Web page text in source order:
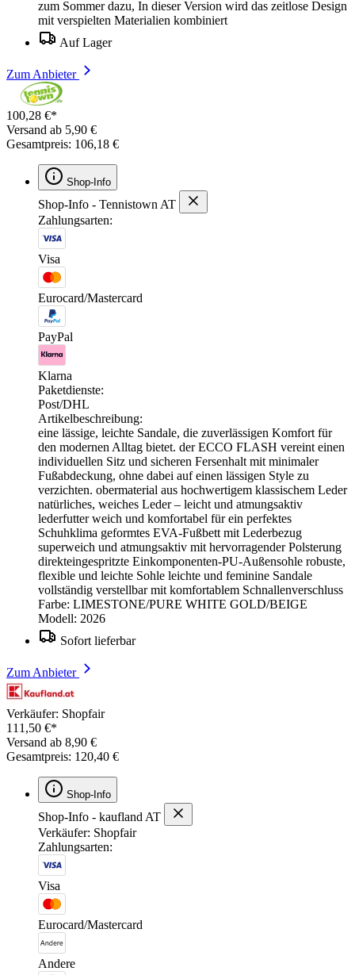
zum Sommer dazu, In dieser Version wird das zeitlose Design
mit verspielten Materialien kombiniert
Auf Lager
Zum Anbieter
100,28 €*
Versand ab 5,90 €
Gesamtpreis: 106,18 €
Shop-Info
Shop-Info - Tennistown AT
Zahlungsarten:
Visa
Eurocard/Mastercard
PayPal
Klarna
Paketdienste:
Post/DHL
Artikelbeschreibung:
eine lässige, leichte Sandale, die zuverlässigen Komfort für
den modernen Alltag bietet. der ECCO FLASH vereint einen
individuellen Sitz und sicheren Fersenhalt mit minimaler
Fußabdeckung, ohne dabei auf einen lässigen Style zu
verzichten. obermaterial aus hochwertigem klassischem Leder
natürliches, weiches Leder – leicht und atmungsaktiv
lederfutter weich und komfortabel für ein perfektes
Schuhklima geformtes EVA-Fußbett mit Lederbezug
superweich und atmungsaktiv mit hervorragender Polsterung
direkteingespritzte Einkomponenten-PU-Außensohle robuste,
flexible und leichte Sohle leichte und feminine Sandale
vollständig verstellbar mit komfortablem Schnallenverschluss
Farbe: LIMESTONE/PURE WHITE GOLD/BEIGE
Modell: 2026
Sofort lieferbar
Zum Anbieter
Verkäufer: Shopfair
111,50 €*
Versand ab 8,90 €
Gesamtpreis: 120,40 €
Shop-Info
Shop-Info - kaufland AT
Verkäufer: Shopfair
Zahlungsarten:
Visa
Eurocard/Mastercard
Andere